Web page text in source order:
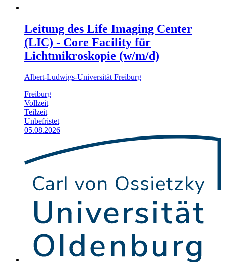
Leitung des Life Imaging Center
(LIC) - Core Facility für
Lichtmikroskopie (w/m/d)
Albert-Ludwigs-Universität Freiburg
Freiburg
Vollzeit
Teilzeit
Unbefristet
05.08.2026